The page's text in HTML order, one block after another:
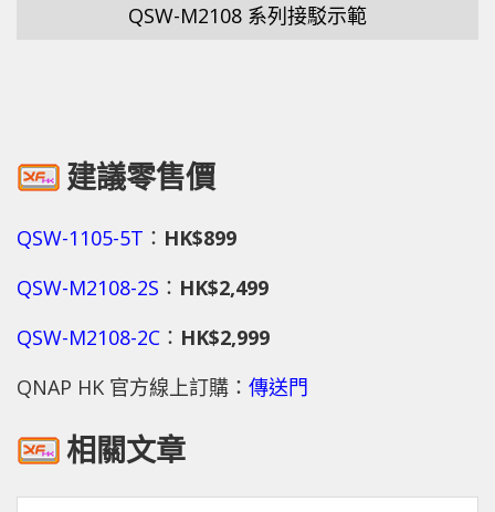
QSW-M2108 系列接駁示範
建議零售價
QSW-1105-5T ： HK$899
QSW-M2108-2S ： HK$2,499
QSW-M2108-2C ： HK$2,999
QNAP HK 官方線上訂購： 傳送門
相關文章